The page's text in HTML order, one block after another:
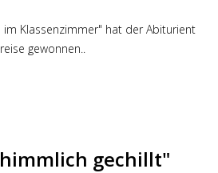
im Klassenzimmer" hat der Abiturient
gewonnen..
gechillt"